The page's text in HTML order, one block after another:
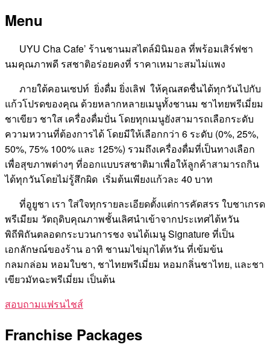
Menu
UYU Cha Cafe’ ร้านชานมสไตล์มินิมอล ที่พร้อมเสิร์ฟชา
นมคุณภาพดี รสชาติอร่อยคงที่ ราคาเหมาะสมไม่แพง
ภายใต้คอนเซปท์ ยิ่งดื่ม ยิ่งเลิฟ ให้คุณสดชื่นได้ทุกวันไปกับ
แก้วโปรดของคุณ ด้วยหลากหลายเมนูทั้งชานม ชาไทยพรีเมี่ยม
ชาเขียว ชาใส เครื่องดื่มปั่น โดยทุกเมนูยังสามารถเลือกระดับ
ความหวานที่ต้องการได้ โดยมีให้เลือกกว่า 6 ระดับ (0%, 25%,
50%, 75% 100% และ 125%) รวมถึงเครื่องดื่มที่เป็นทางเลือก
เพื่อสุขภาพต่างๆ ที่ออกแบบรสชาติมาเพื่อให้ลูกค้าสามารถกิน
ได้ทุกวันโดยไม่รู้สึกผิด เริ่มต้นเพียงแก้วละ 40 บาท
ที่อูยูชา เรา ใส่ใจทุกรายละเอียดตั้งแต่การคัดสรร ใบชาเกรด
พรีเมียม วัตถุดิบคุณภาพชั้นเลิศนำเข้าจากประเทศไต้หวัน
พิถีพิถันตลอดกระบวนการชง จนได้เมนู Signature ที่เป็น
เอกลักษณ์ของร้าน อาทิ ชานมไข่มุกไต้หวัน ที่เข้มข้น
กลมกล่อม หอมใบชา, ชาไทยพรีเมี่ยม หอมกลิ่นชาไทย, และชา
เขียวมัทฉะพรีเมี่ยม เป็นต้น
สอบถามแฟรนไชส์
Franchise Packages